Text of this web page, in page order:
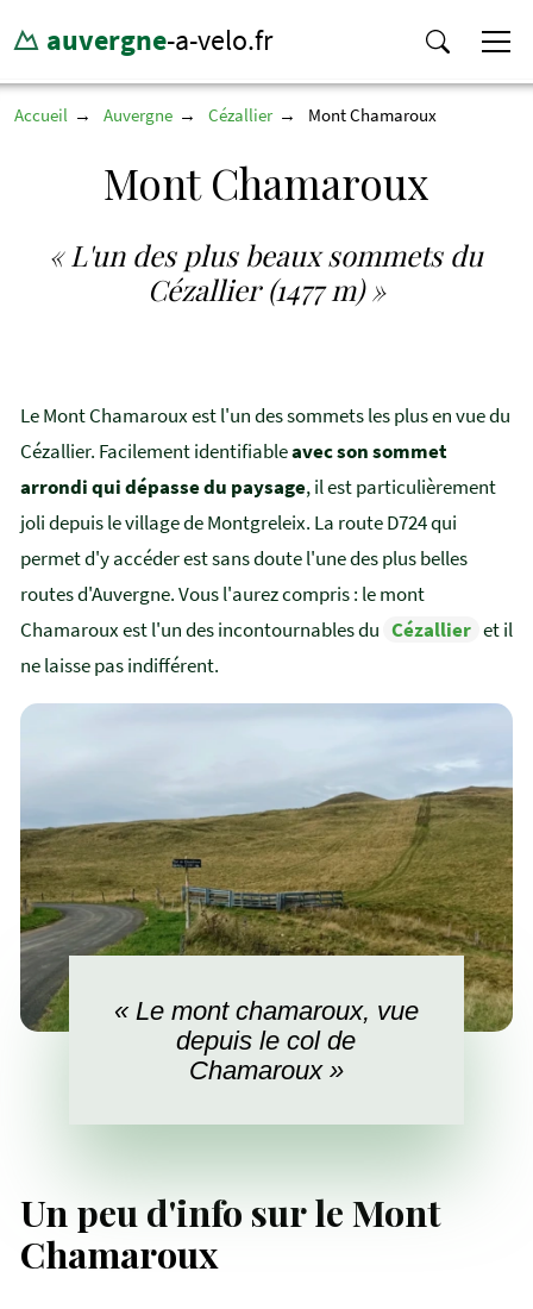
auvergne-a-velo.fr
Accueil Auvergne Cézallier Mont Chamaroux
Mont Chamaroux
« L'un des plus beaux sommets du
Cézallier (1477 m) »
Le Mont Chamaroux est l'un des sommets les plus en vue du
Cézallier. Facilement identifiableavec son sommet
arrondi qui dépasse du paysage, il est particulièrement
joli depuis le village de Montgreleix. La route D724 qui
permet d'y accéder est sans doute l'une des plus belles
routes d'Auvergne. Vous l'aurez compris : le mont
Chamaroux est l'un des incontournables du Cézallier et il
ne laisse pas indifférent.
« Le mont chamaroux, vue
depuis le col de
Chamaroux »
Un peu d'info sur le Mont
Chamaroux